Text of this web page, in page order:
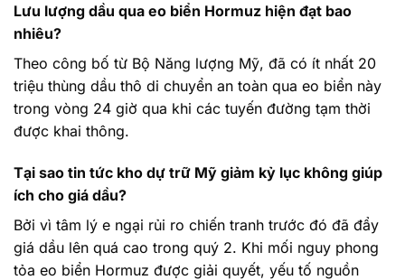
Lưu lượng dầu qua eo biển Hormuz hiện đạt bao
nhiêu?
Theo công bố từ Bộ Năng lượng Mỹ, đã có ít nhất 20
triệu thùng dầu thô di chuyển an toàn qua eo biển này
trong vòng 24 giờ qua khi các tuyến đường tạm thời
được khai thông.
Tại sao tin tức kho dự trữ Mỹ giảm kỷ lục không giúp
ích cho giá dầu?
Bởi vì tâm lý e ngại rủi ro chiến tranh trước đó đã đẩy
giá dầu lên quá cao trong quý 2. Khi mối nguy phong
tỏa eo biển Hormuz được giải quyết, yếu tố nguồn